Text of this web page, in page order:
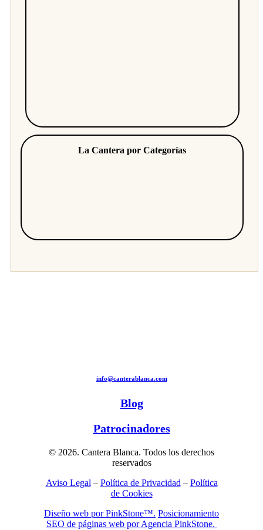
La Cantera por Categorías
info@canterablanca.com
Blog
Patrocinadores
© 2026. Cantera Blanca. Todos los derechos
reservados
Aviso Legal – Política de Privacidad – Política
de Cookies
Diseño web por PinkStone™. Posicionamiento
SEO de páginas web por Agencia PinkStone.